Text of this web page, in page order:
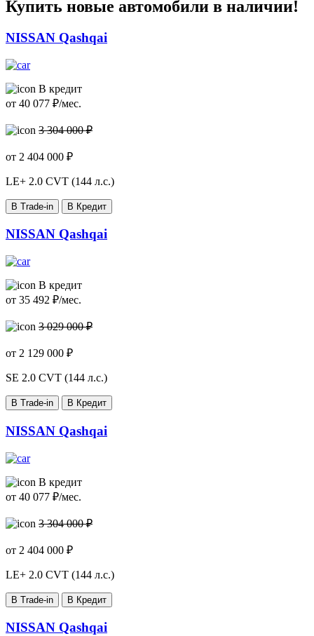
Купить новые автомобили в наличии!
NISSAN Qashqai
В кредит
от 40 077 ₽/мес.
3 304 000 ₽
от 2 404 000 ₽
LE+ 2.0 CVT (144 л.с.)
В Trade-in В Кредит
NISSAN Qashqai
В кредит
от 35 492 ₽/мес.
3 029 000 ₽
от 2 129 000 ₽
SE 2.0 CVT (144 л.с.)
В Trade-in В Кредит
NISSAN Qashqai
В кредит
от 40 077 ₽/мес.
3 304 000 ₽
от 2 404 000 ₽
LE+ 2.0 CVT (144 л.с.)
В Trade-in В Кредит
NISSAN Qashqai